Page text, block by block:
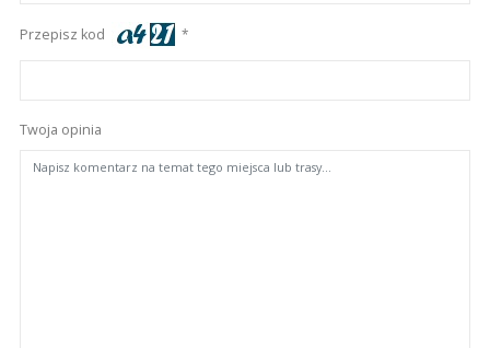
Przepisz kod
Twoja opinia